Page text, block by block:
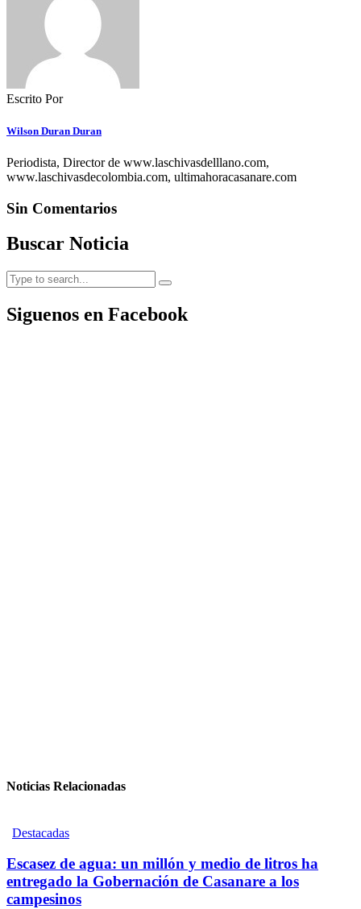
Escrito Por
Wilson Duran Duran
Periodista, Director de www.laschivasdelllano.com,
www.laschivasdecolombia.com, ultimahoracasanare.com
Sin Comentarios
Buscar Noticia
Siguenos en Facebook
Noticias Relacionadas
Destacadas
Escasez de agua: un millón y medio de litros ha
entregado la Gobernación de Casanare a los
campesinos